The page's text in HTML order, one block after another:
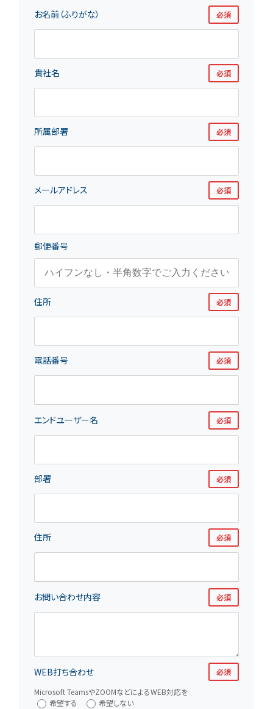
お名前（ふりがな） 必須
貴社名 必須
所属部署 必須
メールアドレス 必須
郵便番号
住所 必須
電話番号 必須
エンドユーザー名 必須
部署 必須
住所 必須
お問い合わせ内容 必須
WEB打ち合わせ
必須
Microsoft TeamsやZOOMなどによるWEB対応を
希望する
希望しない